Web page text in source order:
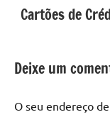
Cartões de
Deixe um
O seu endereço